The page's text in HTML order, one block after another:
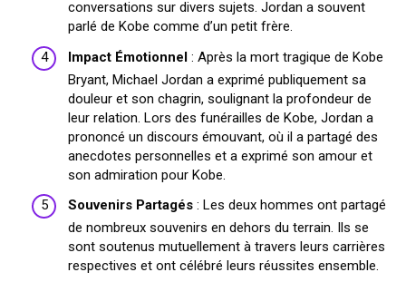
conversations sur divers sujets. Jordan a souvent
parlé de Kobe comme d’un petit frère.
Impact Émotionnel : Après la mort tragique de Kobe
Bryant, Michael Jordan a exprimé publiquement sa
douleur et son chagrin, soulignant la profondeur de
leur relation. Lors des funérailles de Kobe, Jordan a
prononcé un discours émouvant, où il a partagé des
anecdotes personnelles et a exprimé son amour et
son admiration pour Kobe.
Souvenirs Partagés : Les deux hommes ont partagé
de nombreux souvenirs en dehors du terrain. Ils se
sont soutenus mutuellement à travers leurs carrières
respectives et ont célébré leurs réussites ensemble.